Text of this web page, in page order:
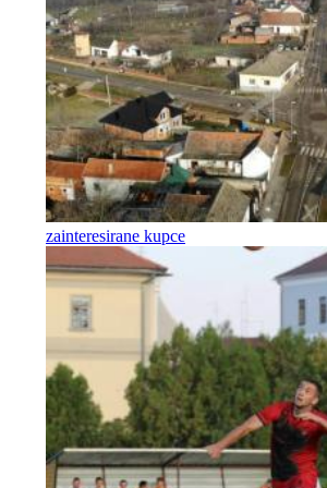
zainteresirane kupce